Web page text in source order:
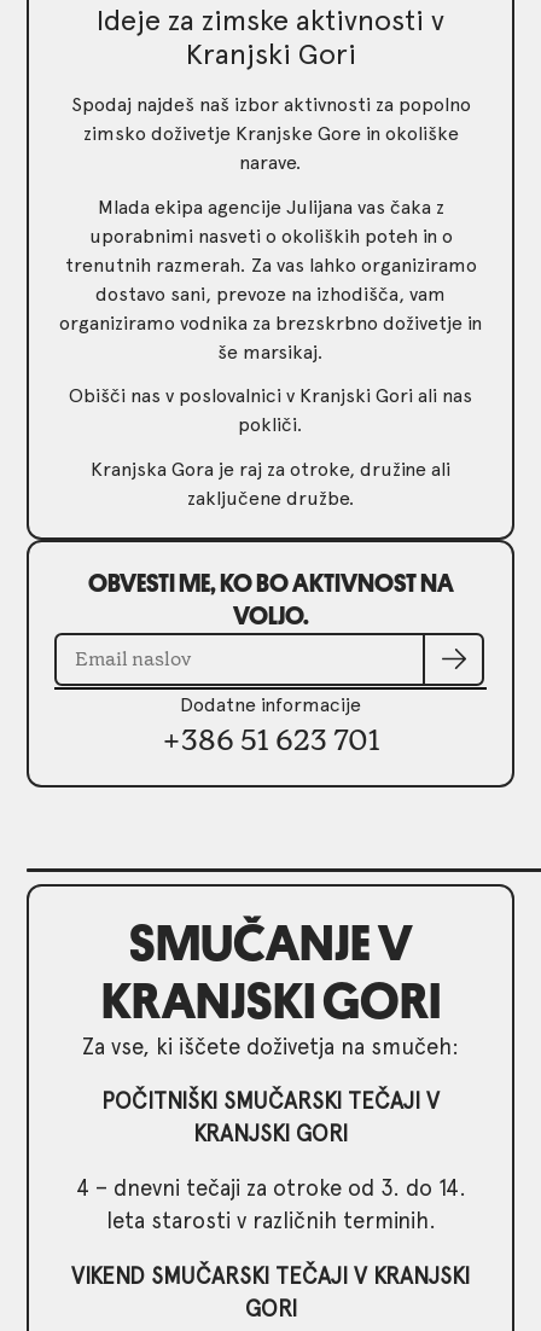
Ideje za zimske aktivnosti v
Kranjski Gori
Spodaj najdeš naš izbor aktivnosti za popolno
zimsko doživetje Kranjske Gore in okoliške
narave.
Mlada ekipa agencije Julijana vas čaka z
uporabnimi nasveti o okoliških poteh in o
trenutnih razmerah. Za vas lahko organiziramo
dostavo sani, prevoze na izhodišča, vam
organiziramo vodnika za brezskrbno doživetje in
še marsikaj.
Obišči nas v poslovalnici v Kranjski Gori ali nas
pokliči.
Kranjska Gora je raj za otroke, družine ali
zaključene družbe.
OBVESTI ME, KO BO AKTIVNOST NA
VOLJO.
Dodatne informacije
+386 51 623 701
SMUČANJE V
KRANJSKI GORI
Za vse, ki iščete doživetja na smučeh:
POČITNIŠKI SMUČARSKI TEČAJI V
KRANJSKI GORI
4 – dnevni tečaji za otroke od 3. do 14.
leta starosti v različnih terminih.
VIKEND SMUČARSKI TEČAJI V KRANJSKI
GORI